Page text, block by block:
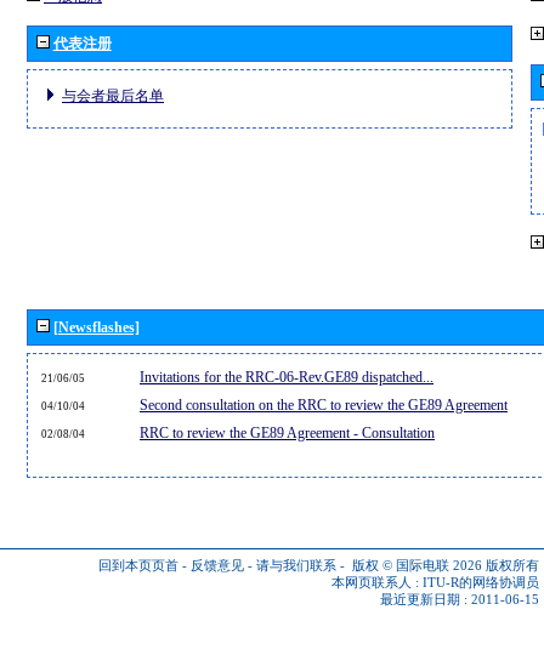
代表注册
与会者最后名单
[Newsflashes]
21/06/05 Invitations for the RRC-06-Rev.GE89 dispatched...
04/10/04 Second consultation on the RRC to review the GE89 Agreement
02/08/04 RRC to review the GE89 Agreement - Consultation
回到本页页首 - 反馈意见 - 请与我们联系 - 版权 © 国际电联 2026 版权所有
本网页联系人 : ITU-R的网络协调员
最近更新日期 : 2011-06-15